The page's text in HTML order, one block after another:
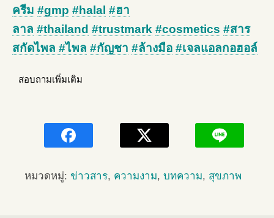
ครีม #gmp #halal #ฮา
ลาล #thailand #trustmark #cosmetics #สาร
สกัดไพล #ไพล #กัญชา #ล้างมือ #เจลแอลกอฮอล์
สอบถามเพิ่มเติม
หมวดหมู่: ข่าวสาร, ความงาม, บทความ, สุขภาพ